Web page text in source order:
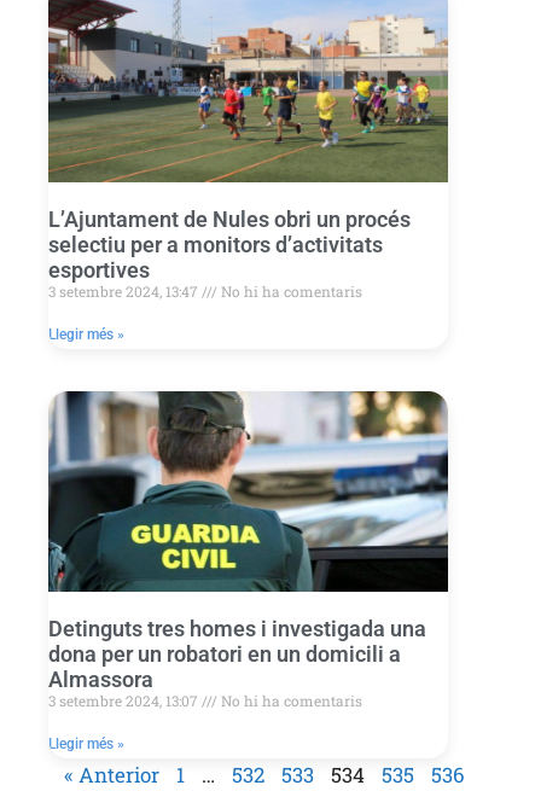
L’Ajuntament de Nules obri un procés
selectiu per a monitors d’activitats
esportives
3 setembre 2024, 13:47 No hi ha comentaris
Llegir més »
Detinguts tres homes i investigada una
dona per un robatori en un domicili a
Almassora
3 setembre 2024, 13:07 No hi ha comentaris
Llegir més »
« Anterior 1 … 532 533 534 535
536